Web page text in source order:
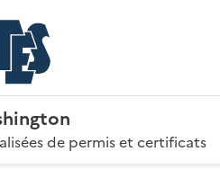
de permis et certificats